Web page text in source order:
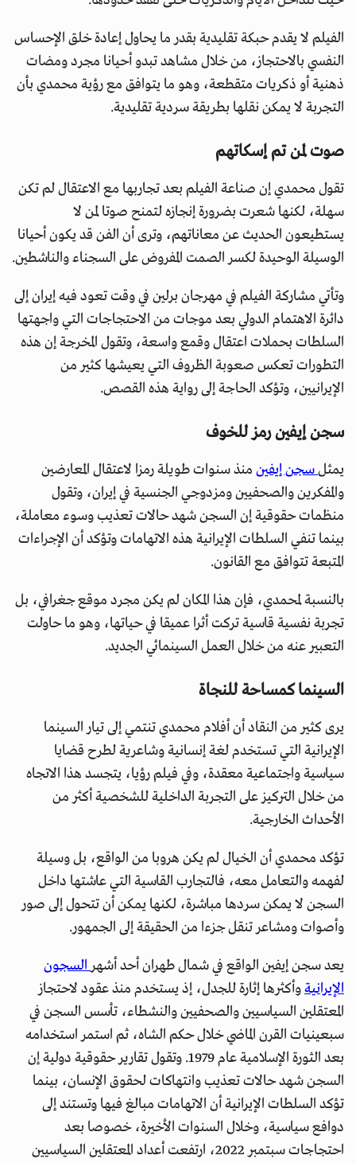
الفيلم لا يقدم حبكة تقليدية بقدر ما يحاول إعادة خلق الإحساس
النفسي بالاحتجاز، من خلال مشاهد تبدو أحيانا مجرد ومضات
ذهنية أو ذكريات متقطعة، وهو ما يتوافق مع رؤية محمدي بأن
التجربة لا يمكن نقلها بطريقة سردية تقليدية.
صوت لمن تم إسكاتهم
تقول محمدي إن صناعة الفيلم بعد تجاربها مع الاعتقال لم تكن
سهلة، لكنها شعرت بضرورة إنجازه لتمنح صوتا لمن لا
يستطيعون الحديث عن معاناتهم، وترى أن الفن قد يكون أحيانا
الوسيلة الوحيدة لكسر الصمت المفروض على السجناء والناشطين.
وتأتي مشاركة الفيلم في مهرجان برلين في وقت تعود فيه إيران إلى
دائرة الاهتمام الدولي بعد موجات من الاحتجاجات التي واجهتها
السلطات بحملات اعتقال وقمع واسعة، وتقول المخرجة إن هذه
التطورات تعكس صعوبة الظروف التي يعيشها كثير من
الإيرانيين، وتؤكد الحاجة إلى رواية هذه القصص.
سجن إيفين رمز للخوف
يمثلسجن إيفين منذ سنوات طويلة رمزا لاعتقال المعارضين
والمفكرين والصحفيين ومزدوجي الجنسية في إيران، وتقول
منظمات حقوقية إن السجن شهد حالات تعذيب وسوء معاملة،
بينما تنفي السلطات الإيرانية هذه الاتهامات وتؤكد أن الإجراءات
المتبعة تتوافق مع القانون.
بالنسبة لمحمدي، فإن هذا المكان لم يكن مجرد موقع جغرافي، بل
تجربة نفسية قاسية تركت أثرا عميقا في حياتها، وهو ما حاولت
التعبير عنه من خلال العمل السينمائي الجديد.
السينما كمساحة للنجاة
يرى كثير من النقاد أن أفلام محمدي تنتمي إلى تيار السينما
الإيرانية التي تستخدم لغة إنسانية وشاعرية لطرح قضايا
سياسية واجتماعية معقدة، وفي فيلم رؤيا، يتجسد هذا الاتجاه
من خلال التركيز على التجربة الداخلية للشخصية أكثر من
الأحداث الخارجية.
تؤكد محمدي أن الخيال لم يكن هروبا من الواقع، بل وسيلة
لفهمه والتعامل معه، فالتجارب القاسية التي عاشتها داخل
السجن لا يمكن سردها مباشرة، لكنها يمكن أن تتحول إلى صور
وأصوات ومشاعر تنقل جزءا من الحقيقة إلى الجمهور.
يعد سجن إيفين الواقع في شمال طهران أحد أشهرالسجون
الإيرانيةوأكثرها إثارة للجدل، إذ يستخدم منذ عقود لاحتجاز
المعتقلين السياسيين والصحفيين والنشطاء، تأسس السجن في
سبعينيات القرن الماضي خلال حكم الشاه، ثم استمر استخدامه
بعد الثورة الإسلامية عام 1979. وتقول تقارير حقوقية دولية إن
السجن شهد حالات تعذيب وانتهاكات لحقوق الإنسان، بينما
تؤكد السلطات الإيرانية أن الاتهامات مبالغ فيها وتستند إلى
دوافع سياسية، وخلال السنوات الأخيرة، خصوصا بعد
احتجاجات سبتمبر 2022، ارتفعت أعداد المعتقلين السياسيين